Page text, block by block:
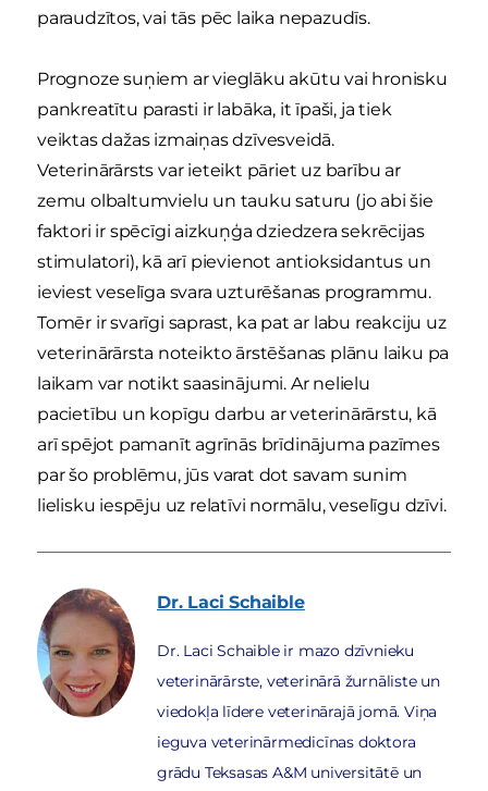
paraudzītos, vai tās pēc laika nepazudīs.
Prognoze suņiem ar vieglāku akūtu vai hronisku
pankreatītu parasti ir labāka, it īpaši, ja tiek
veiktas dažas izmaiņas dzīvesveidā.
Veterinārārsts var ieteikt pāriet uz barību ar
zemu olbaltumvielu un tauku saturu (jo abi šie
faktori ir spēcīgi aizkuņģa dziedzera sekrēcijas
stimulatori), kā arī pievienot antioksidantus un
ieviest veselīga svara uzturēšanas programmu.
Tomēr ir svarīgi saprast, ka pat ar labu reakciju uz
veterinārārsta noteikto ārstēšanas plānu laiku pa
laikam var notikt saasinājumi. Ar nelielu
pacietību un kopīgu darbu ar veterinārārstu, kā
arī spējot pamanīt agrīnās brīdinājuma pazīmes
par šo problēmu, jūs varat dot savam sunim
lielisku iespēju uz relatīvi normālu, veselīgu dzīvi.
Dr. Laci Schaible
Dr. Laci Schaible ir mazo dzīvnieku
veterinārārste, veterinārā žurnāliste un
viedokļa līdere veterinārajā jomā. Viņa
ieguva veterinārmedicīnas doktora
grādu Teksasas A&M universitātē un